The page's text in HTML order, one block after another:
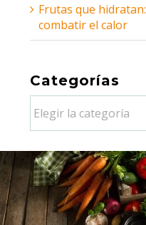
Frutas que
combatir el calor
Categorías